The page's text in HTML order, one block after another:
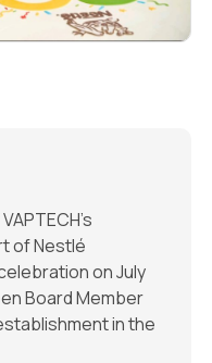
of Nestlé
on July
Board Member
in the